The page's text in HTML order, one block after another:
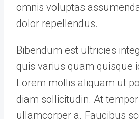
omnis voluptas
dolor repellendus.
Bibendum est ultricies
quis varius quam quisque
Lorem mollis aliquam ut
diam sollicitudin. At
ullamcorper a. Faucibus